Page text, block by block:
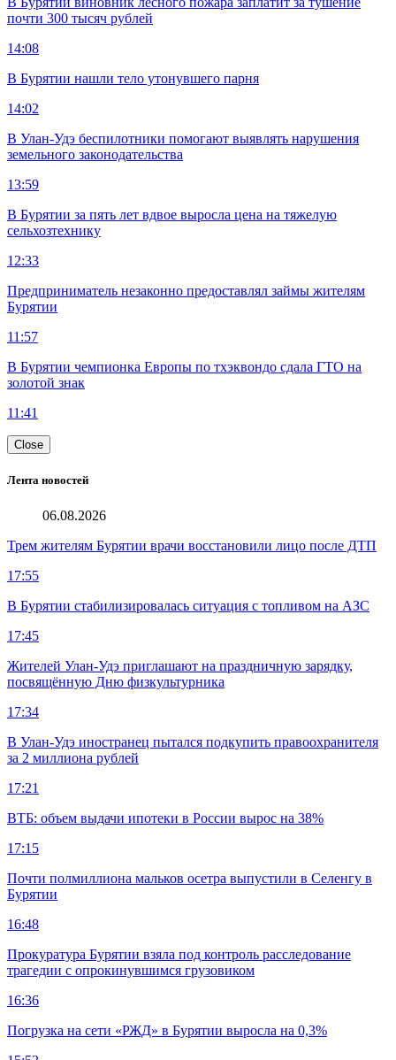
почти 300 тысяч рублей
14:08
В Бурятии нашли тело утонувшего парня
14:02
В Улан-Удэ беспилотники помогают выявлять нарушения
земельного законодательства
13:59
В Бурятии за пять лет вдвое выросла цена на тяжелую
сельхозтехнику
12:33
Предприниматель незаконно предоставлял займы жителям
Бурятии
11:57
В Бурятии чемпионка Европы по тхэквондо сдала ГТО на
золотой знак
11:41
Close
Лента новостей
06.08.2026
Трем жителям Бурятии врачи восстановили лицо после ДТП
17:55
В Бурятии стабилизировалась ситуация с топливом на АЗС
17:45
Жителей Улан-Удэ приглашают на праздничную зарядку,
посвящённую Дню физкультурника
17:34
В Улан-Удэ иностранец пытался подкупить правоохранителя
за 2 миллиона рублей
17:21
ВТБ: объем выдачи ипотеки в России вырос на 38%
17:15
Почти полмиллиона мальков осетра выпустили в Селенгу в
Бурятии
16:48
Прокуратура Бурятии взяла под контроль расследование
трагедии с опрокинувшимся грузовиком
16:36
Погрузка на сети «РЖД» в Бурятии выросла на 0,3%